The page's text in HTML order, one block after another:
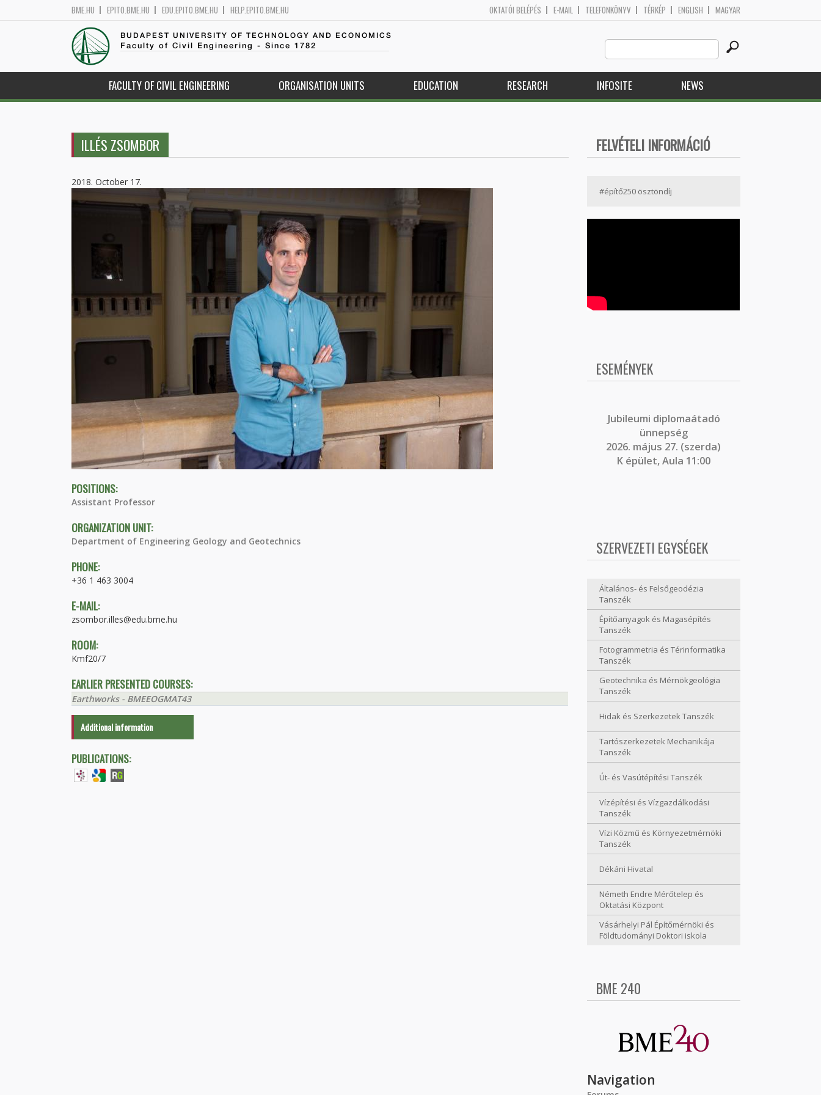
BME.HU EPITO.BME.HU EDU.EPITO.BME.HU HELP.EPITO.BME.HU OKTATÓI BELÉPÉS E-MAIL TELEFONKÖNYV TÉRKÉP ENGLISH MAGYAR
BUDAPEST UNIVERSITY OF TECHNOLOGY AND ECONOMICS
Faculty of Civil Engineering - Since 1782
Search
this
site
FACULTY OF CIVIL ENGINEERING ORGANISATION UNITS EDUCATION RESEARCH INFOSITE NEWS
ILLÉS ZSOMBOR
2018. October 17.
POSITIONS:
Assistant Professor
ORGANIZATION UNIT:
Department of Engineering Geology and Geotechnics
PHONE:
+36 1 463 3004
E-MAIL:
zsombor.illes@edu.bme.hu
ROOM:
Kmf20/7
EARLIER PRESENTED COURSES:
Earthworks - BMEEOGMAT43
Additional information
PUBLICATIONS:
FELVÉTELI INFORMÁCIÓ
#építő250 ösztöndíj
ESEMÉNYEK
Jubileumi diplomaátadó
ünnepség
2026. május 27. (szerda)
K épület, Aula 11:00
SZERVEZETI EGYSÉGEK
Általános- és Felsőgeodézia
Tanszék
Építőanyagok és Magasépítés
Tanszék
Fotogrammetria és Térinformatika
Tanszék
Geotechnika és Mérnökgeológia
Tanszék
Hidak és Szerkezetek Tanszék
Tartószerkezetek Mechanikája
Tanszék
Út- és Vasútépítési Tanszék
Vízépítési és Vízgazdálkodási
Tanszék
Vízi Közmű és Környezetmérnöki
Tanszék
Dékáni Hivatal
Németh Endre Mérőtelep és
Oktatási Központ
Vásárhelyi Pál Építőmérnöki és
Földtudományi Doktori iskola
BME 240
Navigation